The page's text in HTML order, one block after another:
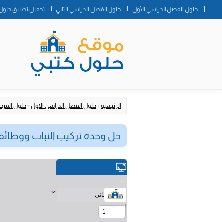
حلول الفصل الدراسي الأول حلول الفصل الدراسي الثاني تحميل تطبيق
الرئيسية»حلول الفصل الدراسي الاول»حلول
حل وحدة تركيب النبات ووظائف أجزائه